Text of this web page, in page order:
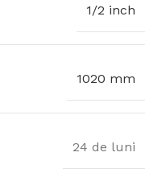
1/2 inch
1020 mm
24 de luni